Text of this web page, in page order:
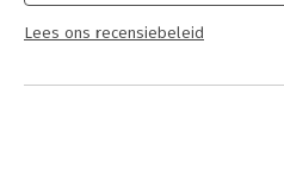
Lees ons recensiebeleid